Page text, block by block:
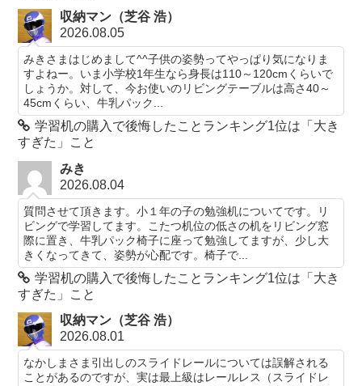
収納マン（芝谷 浩）
2026.08.05
みきさまはじめまして^^子供の姿勢ってやっぱり気になりま
すよねー。いま小学校1年生なら身長は110～120cmくらいで
しょうか。対して、今お使いのリビングテーブルは高さ40～
45cmくらい、牛乳パック...
学習机の購入で後悔したことランキング1位は「大き
すぎた」こと
みき
2026.08.04
質問させて頂きます。小１年の子の勉強机についてです。リ
ビングで学習してます。こたつ机位の低さの机をリビング窓
際に置き、牛乳パック椅子に座って勉強してますが、少し大
きくなってきて、姿勢が心配です。椅子で...
学習机の購入で後悔したことランキング1位は「大き
すぎた」こと
収納マン（芝谷 浩）
2026.08.01
なかしまさま引出しのスライドレールについては誤解される
ことがあるのですが、実は最上級はレールレス（スライドレ